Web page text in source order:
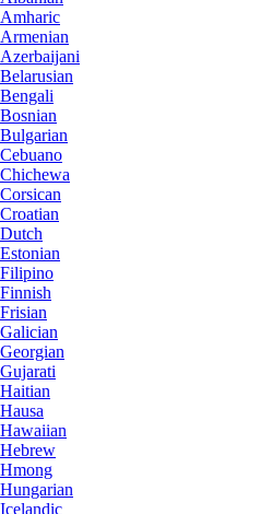
Amharic
Armenian
Azerbaijani
Belarusian
Bengali
Bosnian
Bulgarian
Cebuano
Chichewa
Corsican
Croatian
Dutch
Estonian
Filipino
Finnish
Frisian
Galician
Georgian
Gujarati
Haitian
Hausa
Hawaiian
Hebrew
Hmong
Hungarian
Icelandic